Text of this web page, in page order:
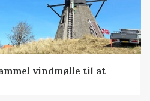
vindmølle til at